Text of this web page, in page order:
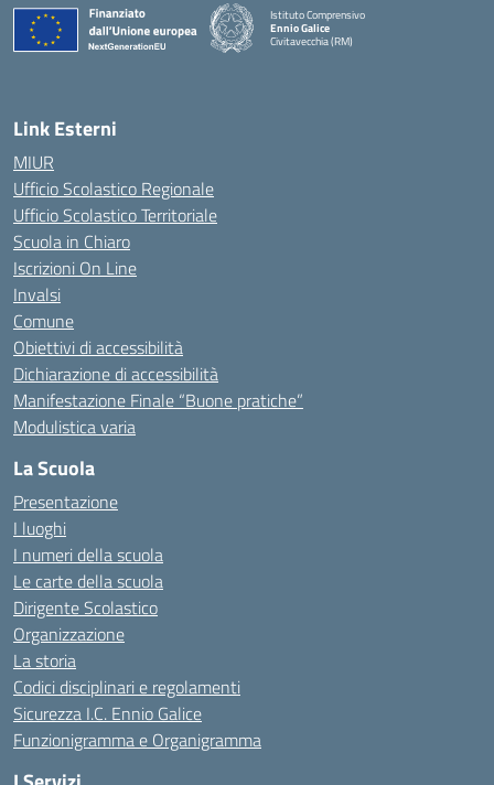
Istituto Comprensivo
Ennio Galice
Civitavecchia (RM)
Link Esterni
MIUR
Ufficio Scolastico Regionale
Ufficio Scolastico Territoriale
Scuola in Chiaro
Iscrizioni On Line
Invalsi
Comune
Obiettivi di accessibilità
Dichiarazione di accessibilità
Manifestazione Finale “Buone pratiche”
Modulistica varia
La Scuola
Presentazione
I luoghi
I numeri della scuola
Le carte della scuola
Dirigente Scolastico
Organizzazione
La storia
Codici disciplinari e regolamenti
Sicurezza I.C. Ennio Galice
Funzionigramma e Organigramma